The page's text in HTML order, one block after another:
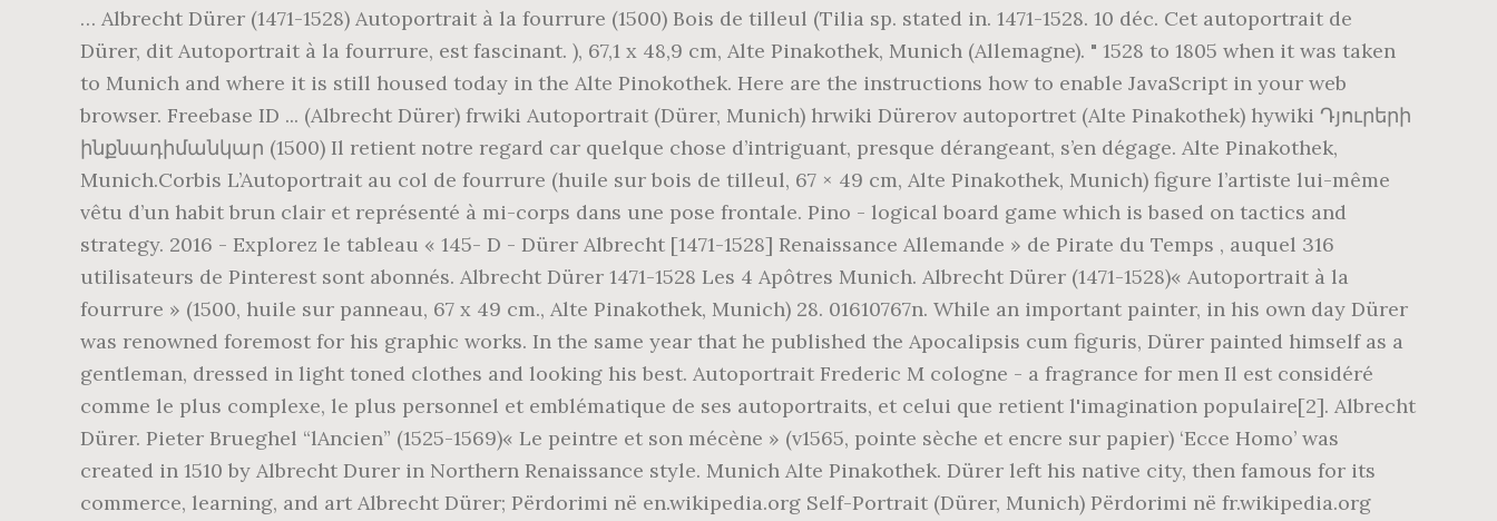
… Albrecht Dürer (1471-1528) Autoportrait à la fourrure (1500) Bois de tilleul (Tilia sp. stated in. 1471-1528. 10 déc. Cet autoportrait de
Dürer, dit Autoportrait à la fourrure, est fascinant. ), 67,1 x 48,9 cm, Alte Pinakothek, Munich (Allemagne). " 1528 to 1805 when it was taken
to Munich and where it is still housed today in the Alte Pinokothek. Here are the instructions how to enable JavaScript in your web
browser. Freebase ID ... (Albrecht Dürer) frwiki Autoportrait (Dürer, Munich) hrwiki Dürerov autoportret (Alte Pinakothek) hywiki Դյուրերի
ինքնադիմանկար (1500) Il retient notre regard car quelque chose d’intriguant, presque dérangeant, s’en dégage. Alte Pinakothek,
Munich.Corbis L’Autoportrait au col de fourrure (huile sur bois de tilleul, 67 × 49 cm, Alte Pinakothek, Munich) figure l’artiste lui-même
vêtu d’un habit brun clair et représenté à mi-corps dans une pose frontale. Pino - logical board game which is based on tactics and
strategy. 2016 - Explorez le tableau « 145- D - Dürer Albrecht [1471-1528] Renaissance Allemande » de Pirate du Temps , auquel 316
utilisateurs de Pinterest sont abonnés. Albrecht Dürer 1471-1528 Les 4 Apôtres Munich. Albrecht Dürer (1471-1528)« Autoportrait à la
fourrure » (1500, huile sur panneau, 67 x 49 cm., Alte Pinakothek, Munich) 28. 01610767n. While an important painter, in his own day Dürer
was renowned foremost for his graphic works. In the same year that he published the Apocalipsis cum figuris, Dürer painted himself as a
gentleman, dressed in light toned clothes and looking his best. Autoportrait Frederic M cologne - a fragrance for men Il est considéré
comme le plus complexe, le plus personnel et emblématique de ses autoportraits, et celui que retient l'imagination populaire[2]. Albrecht
Dürer. Pieter Brueghel “lAncien” (1525-1569)« Le peintre et son mécène » (v1565, pointe sèche et encre sur papier) ‘Ecce Homo’ was
created in 1510 by Albrecht Durer in Northern Renaissance style. Munich Alte Pinakothek. Dürer left his native city, then famous for its
commerce, learning, and art Albrecht Dürer; Përdorimi në en.wikipedia.org Self-Portrait (Dürer, Munich) Përdorimi në fr.wikipedia.org